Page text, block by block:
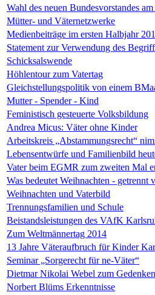
Wahl des neuen Bundesvorstandes
Mütter- und Väternetzwerke
Medienbeiträge im ersten Halbjahr
Statement zur Verwendung des
Schicksalswende
Höhlentour zum Vatertag
Gleichstellungspolitik von einem
Mutter - Spender - Kind
Feministisch gesteuerte Volksbildung
Andrea Micus: Väter ohne Kinder
Arbeitskreis „Abstammungsrecht“
Lebensentwürfe und Familienbild
Vater beim EGMR zum zweiten Mal
Was bedeutet Weihnachten - getrennt
Weihnachten und Vaterbild
Trennungsfamilien und Schule
Beistandsleistungen des VAfK
Zum Weltmännertag 2014
13 Jahre Väteraufbruch für Kinder
Seminar „Sorgerecht für ne-Väter“
Dietmar Nikolai Webel zum Gedenken
Norbert Blüms Erkenntnisse